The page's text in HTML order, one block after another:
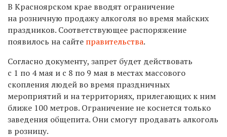
В Красноярском крае вводят ограничение
на розничную продажу алкоголя во время майских
праздников. Соответствующее распоряжение
появилось на сайте правительства.
Согласно документу, запрет будет действовать
с 1 по 4 мая и с 8 по 9 мая в местах массового
скопления людей во время праздничных
мероприятий и на территориях, прилегающих к ним
ближе 100 метров. Ограничение не коснется только
заведения общепита. Они смогут продавать алкоголь
в розницу.